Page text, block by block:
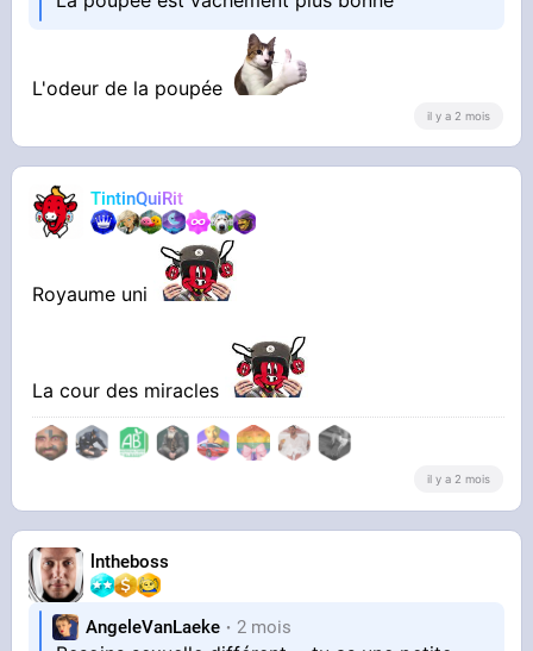
L'odeur de la poupée
il y a 2 mois
TintinQuiRit
Royaume uni
La cour des miracles
il y a 2 mois
lntheboss
AngeleVanLaeke 2 mois